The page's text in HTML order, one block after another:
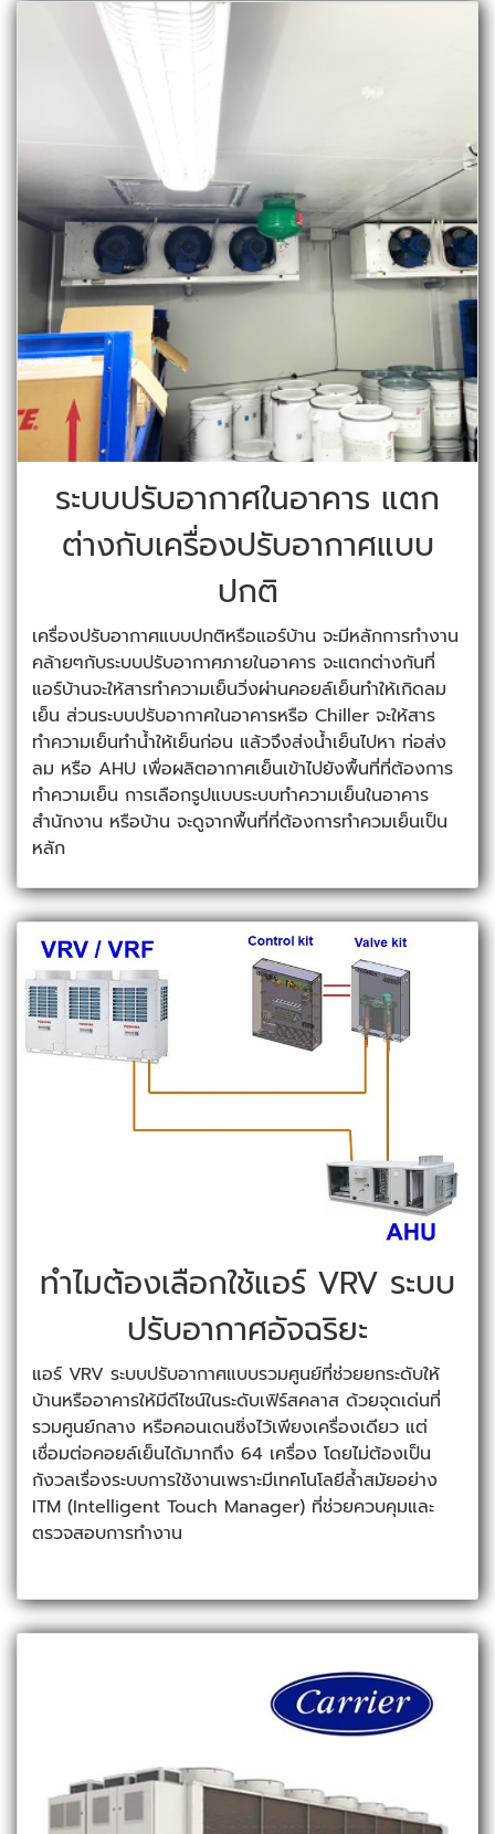
ระบบปรับอากาศในอาคาร แตก
ต่างกับเครื่องปรับอากาศแบบ
ปกติ
เครื่องปรับอากาศแบบปกติหรือแอร์บ้าน จะมีหลักการทำงาน
คล้ายๆกับระบบปรับอากาศภายในอาคาร จะแตกต่างกันที่
แอร์บ้านจะให้สารทำความเย็นวิ่งผ่านคอยล์เย็นทำให้เกิดลม
เย็น ส่วนระบบปรับอากาศในอาคารหรือ Chiller จะให้สาร
ทำความเย็นทำน้ำให้เย็นก่อน แล้วจึงส่งน้ำเย็นไปหา ท่อส่ง
ลม หรือ AHU เพื่อผลิตอากาศเย็นเข้าไปยังพื้นที่ที่ต้องการ
ทำความเย็น การเลือกรูปแบบระบบทำความเย็นในอาคาร
สำนักงาน หรือบ้าน จะดูจากพื้นที่ที่ต้องการทำควมเย็นเป็น
หลัก
ทำไมต้องเลือกใช้แอร์ VRV ระบบ
ปรับอากาศอัจฉริยะ
แอร์ VRV ระบบปรับอากาศแบบรวมศูนย์ที่ช่วยยกระดับให้
บ้านหรืออาคารให้มีดีไซน์ในระดับเฟิร์สคลาส ด้วยจุดเด่นที่
รวมศูนย์กลาง หรือคอนเดนซิ่งไว้เพียงเครื่องเดียว แต่
เชื่อมต่อคอยล์เย็นได้มากถึง 64 เครื่อง โดยไม่ต้องเป็น
กังวลเรื่องระบบการใช้งานเพราะมีเทคโนโลยีล้ำสมัยอย่าง
ITM (Intelligent Touch Manager) ที่ช่วยควบคุมและ
ตรวจสอบการทำงาน